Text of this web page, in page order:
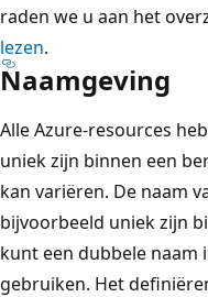
raden we u aan het
lezen.
Naamgeving
Alle Azure-resources
uniek zijn binnen een
kan variëren. De naam
bijvoorbeeld uniek zijn
kunt een dubbele naam
gebruiken. Het